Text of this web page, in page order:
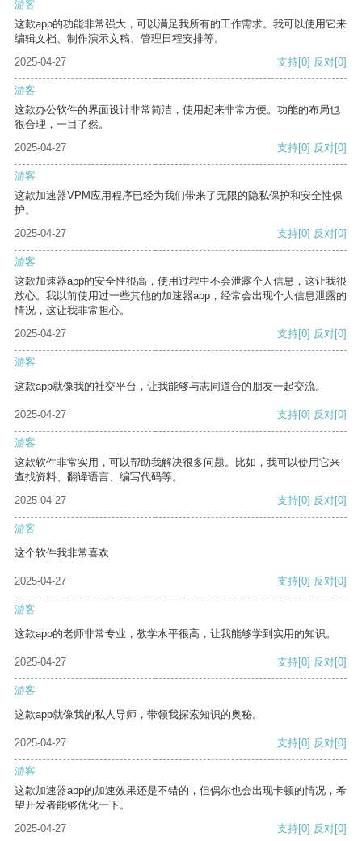
游客
这款app的功能非常强大，可以满足我所有的工作需求。我可以使用它来
编辑文档、制作演示文稿、管理日程安排等。
2025-04-27
支持[0] 反对[0]
游客
这款办公软件的界面设计非常简洁，使用起来非常方便。功能的布局也
很合理，一目了然。
2025-04-27
支持[0] 反对[0]
游客
这款加速器VPM应用程序已经为我们带来了无限的隐私保护和安全性保
护。
2025-04-27
支持[0] 反对[0]
游客
这款加速器app的安全性很高，使用过程中不会泄露个人信息，这让我很
放心。我以前使用过一些其他的加速器app，经常会出现个人信息泄露的
情况，这让我非常担心。
2025-04-27
支持[0] 反对[0]
游客
这款app就像我的社交平台，让我能够与志同道合的朋友一起交流。
2025-04-27 支持[0] 反对[0]
游客
这款软件非常实用，可以帮助我解决很多问题。比如，我可以使用它来
查找资料、翻译语言、编写代码等。
2025-04-27
支持[0] 反对[0]
游客
这个软件我非常喜欢
2025-04-27 支持[0] 反对[0]
游客
这款app的老师非常专业，教学水平很高，让我能够学到实用的知识。
2025-04-27 支持[0] 反对[0]
游客
这款app就像我的私人导师，带领我探索知识的奥秘。
2025-04-27 支持[0] 反对[0]
游客
这款加速器app的加速效果还是不错的，但偶尔也会出现卡顿的情况，希
望开发者能够优化一下。
2025-04-27
支持[0] 反对[0]